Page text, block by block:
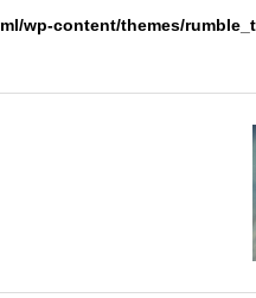
wp-content/themes/